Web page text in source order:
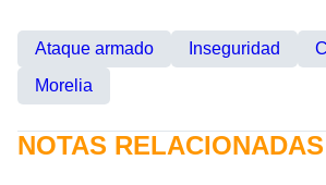
Ataque armado Inseguridad
Morelia
NOTAS RELACIONADAS